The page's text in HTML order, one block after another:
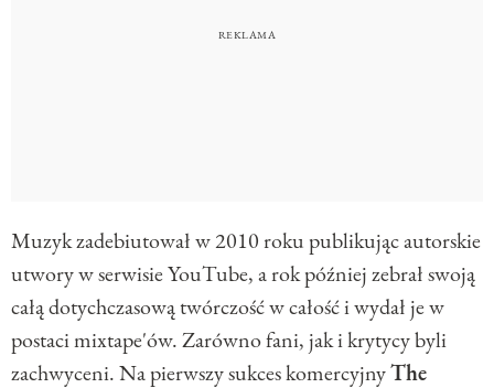
Muzyk zadebiutował w 2010 roku publikując autorskie
utwory w serwisie YouTube, a rok później zebrał swoją
całą dotychczasową twórczość w całość i wydał je w
postaci mixtape'ów. Zarówno fani, jak i krytycy byli
zachwyceni. Na pierwszy sukces komercyjnyThe